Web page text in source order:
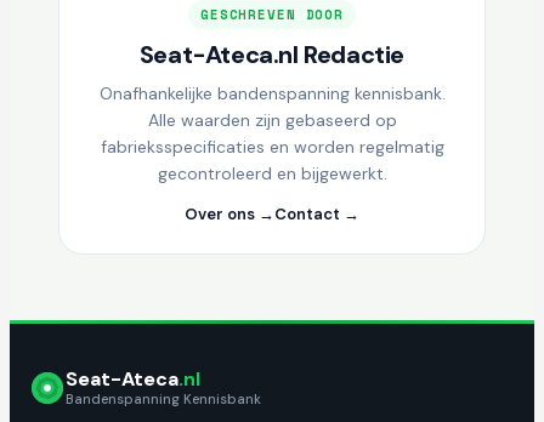
GESCHREVEN DOOR
Seat-Ateca.nl Redactie
Onafhankelijke bandenspanning kennisbank.
Alle waarden zijn gebaseerd op
fabrieksspecificaties en worden regelmatig
gecontroleerd en bijgewerkt.
Over ons →Contact →
Seat-Ateca.nl
Bandenspanning Kennisbank